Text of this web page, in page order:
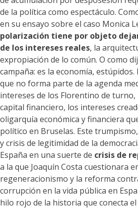
de la política como espectáculo.
en su ensayo sobre el caso Monica
polarización tiene por objeto
de los intereses reales, la
expropiación de lo común. O como
campaña: es la economía,
que no forma parte de la agenda
intereses de los Florentino de turno,
capital financiero, los intereses
oligarquía económica y financiera
político en Bruselas. Este
y crisis de legitimidad de la
España en una suerte de crisis de
a la que Joaquín Costa cuestionara
regeneracionismo y la reforma
corrupción en la vida pública en
hilo rojo de la historia que conecta el